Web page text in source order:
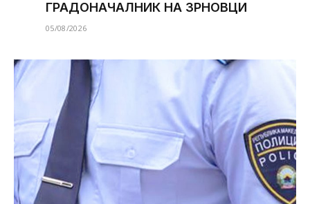
ГРАДОНАЧАЛНИК НА ЗРНОВЦИ
05/08/2026